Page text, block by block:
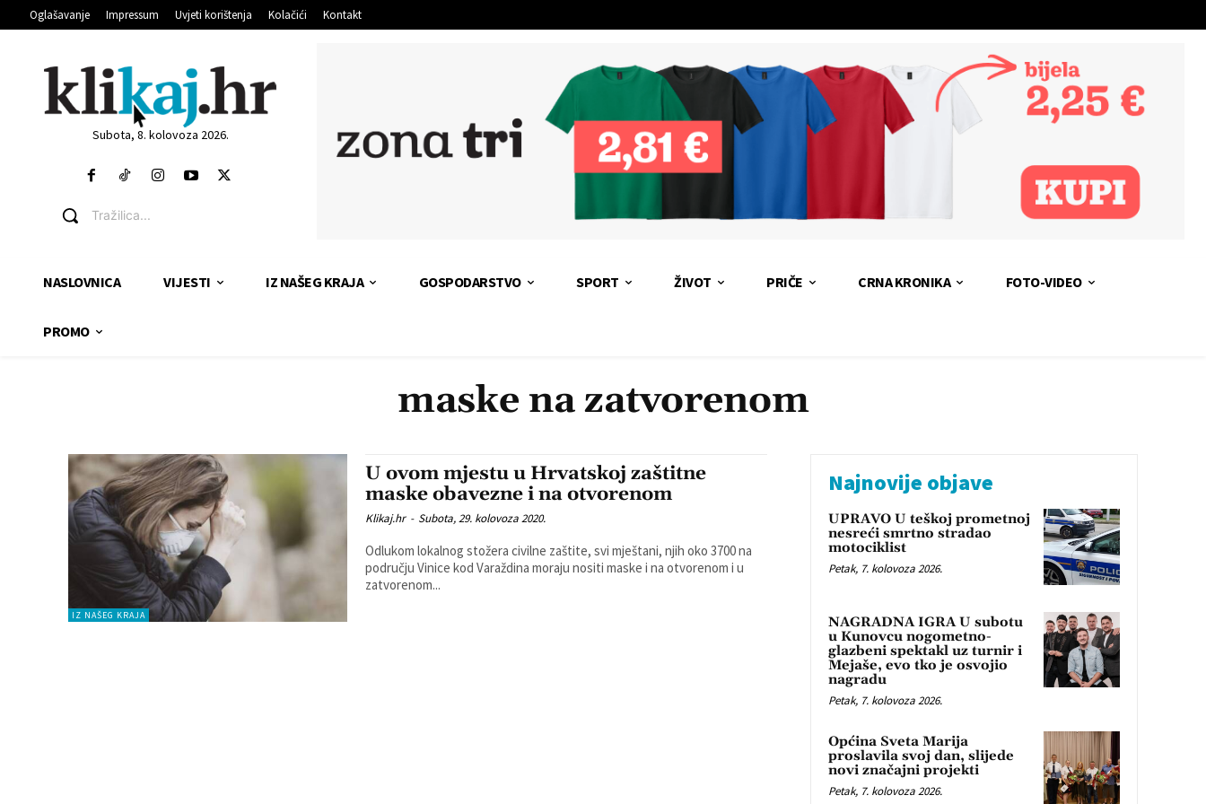
Oglašavanje Impressum Uvjeti korištenja Kolačići Kontakt
Subota, 8. kolovoza 2026.
Tražilica...
NASLOVNICA VIJESTI IZ NAŠEG KRAJA GOSPODARSTVO SPORT ŽIVOT PRIČE CRNA KRONIKA FOTO-VIDEO
PROMO
maske na zatvorenom
IZ NAŠEG KRAJA
U ovom mjestu u Hrvatskoj zaštitne
maske obavezne i na otvorenom
Klikaj.hr - Subota, 29. kolovoza 2020.
Odlukom lokalnog stožera civilne zaštite, svi mještani, njih oko 3700 na
području Vinice kod Varaždina moraju nositi maske i na otvorenom i u
zatvorenom...
Najnovije objave
UPRAVO U teškoj prometnoj
nesreći smrtno stradao
motociklist
Petak, 7. kolovoza 2026.
NAGRADNA IGRA U subotu
u Kunovcu nogometno-
glazbeni spektakl uz turnir i
Mejaše, evo tko je osvojio
nagradu
Petak, 7. kolovoza 2026.
Općina Sveta Marija
proslavila svoj dan, slijede
novi značajni projekti
Petak, 7. kolovoza 2026.